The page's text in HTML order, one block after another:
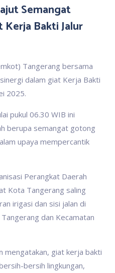
Semangat
Bakti Jalur
Tangerang bersama
dalam giat Kerja Bakti
2025.
pukul 06.30 WIB ini
berupa semangat gotong
upaya mempercantik
Perangkat Daerah
Kota Tangerang saling
irigasi dan sisi jalan di
dan Kecamatan
mengatakan, giat kerja bakti
bersih lingkungan,